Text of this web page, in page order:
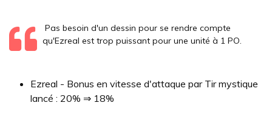
Pas besoin d'un dessin pour se rendre compte
qu'Ezreal est trop puissant pour une unité à 1 PO.
Ezreal - Bonus en vitesse d'attaque par Tir mystique
lancé : 20% ⇒ 18%